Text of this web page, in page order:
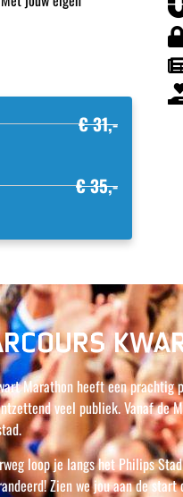
€ 31,-
€ 35,-
Marathon heeft een prachtig
veel publiek. Vanaf de
loop je langs het Philips
Zien we jou aan de start